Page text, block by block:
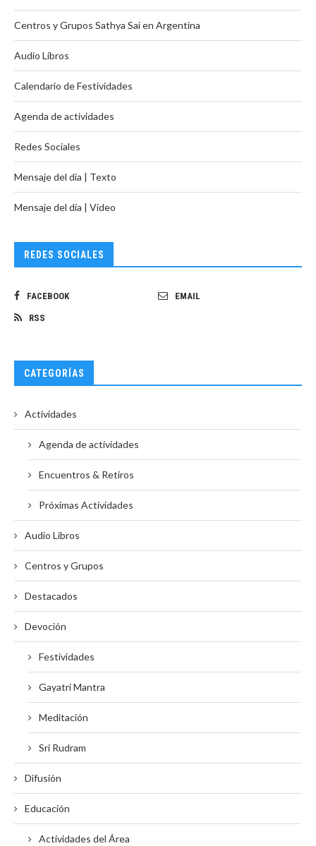
Centros y Grupos Sathya Sai en Argentina
Audio Libros
Calendario de Festividades
Agenda de actividades
Redes Sociales
Mensaje del día | Texto
Mensaje del día | Video
REDES SOCIALES
FACEBOOK EMAIL
RSS
CATEGORÍAS
Actividades
Agenda de actividades
Encuentros & Retiros
Próximas Actividades
Audio Libros
Centros y Grupos
Destacados
Devoción
Festividades
Gayatri Mantra
Meditación
Sri Rudram
Difusión
Educación
Actividades del Área